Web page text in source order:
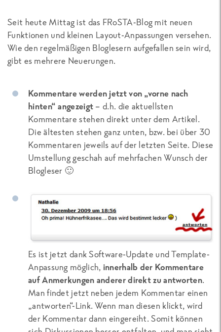
Seit heute Mittag ist das FRoSTA-Blog mit neuen
Funktionen und kleinen Layout-Anpassungen versehen.
Wie den regelmäßigen Bloglesern aufgefallen sein wird,
gibt es mehrere Neuerungen.
Kommentare werden jetzt von „vorne nach
hinten“ angezeigt – d.h. die aktuellsten
Kommentare stehen direkt unter dem Artikel.
Die ältesten stehen ganz unten, bzw. bei über 30
Kommentaren jeweils auf der letzten Seite. Diese
Umstellung geschah auf mehrfachen Wunsch der
Blogleser 🙂
Es ist jetzt dank Software-Update und Template-
Anpassung möglich, innerhalb der Kommentare
auf Anmerkungen anderer direkt zu antworten.
Man findet jetzt neben jedem Kommentar einen
„antworten“-Link. Wenn man diesen klickt, wird
der Kommentar dann eingereiht. Somit können